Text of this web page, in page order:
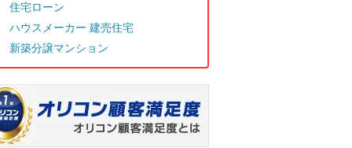
住宅ローン
ハウスメーカー 建売住宅
新築分譲マンション